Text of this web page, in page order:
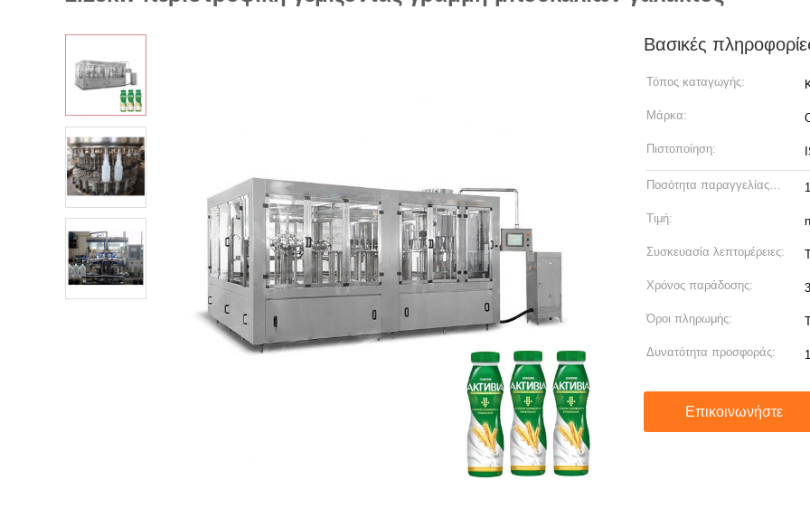
Βασικές
Τόπος καταγωγής:
Μάρκα:
Πιστοποίηση:
Ποσότητα παραγγελίας
min:
Τιμή:
Συσκευασία λεπτομέρειες:
Χρόνος παράδοσης:
Όροι πληρωμής:
Δυνατότητα προσφοράς:
Επικοινωνήστε